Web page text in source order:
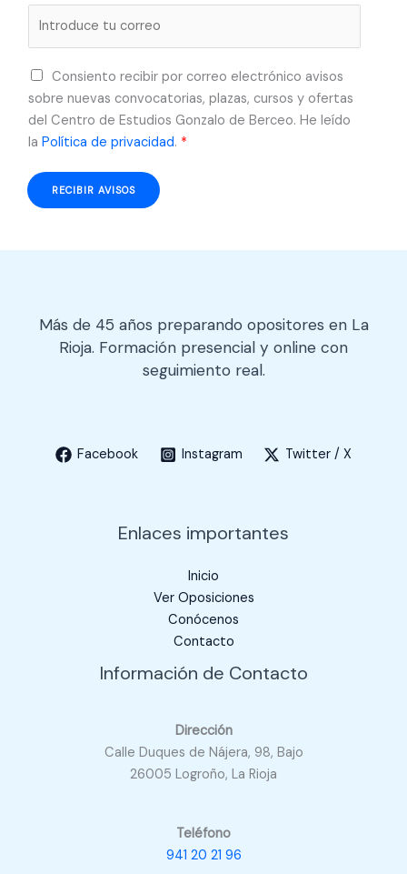
r
e
o
e
e
r
A
c
u
e
d
o
G
Consiento recibir por correo electrónico avisos
sobre nuevas convocatorias, plazas, cursos y ofertas
del Centro de Estudios Gonzalo de Berceo. He leído
la Política de privacidad. *
RECIBIR AVISOS
Más de 45 años preparando opositores en La
Rioja. Formación presencial y online con
seguimiento real.
Facebook Instagram Twitter / X
Enlaces importantes
Inicio
Ver Oposiciones
Conócenos
Contacto
Información de Contacto
Dirección
Calle Duques de Nájera, 98, Bajo
26005 Logroño, La Rioja
Teléfono
941 20 21 96